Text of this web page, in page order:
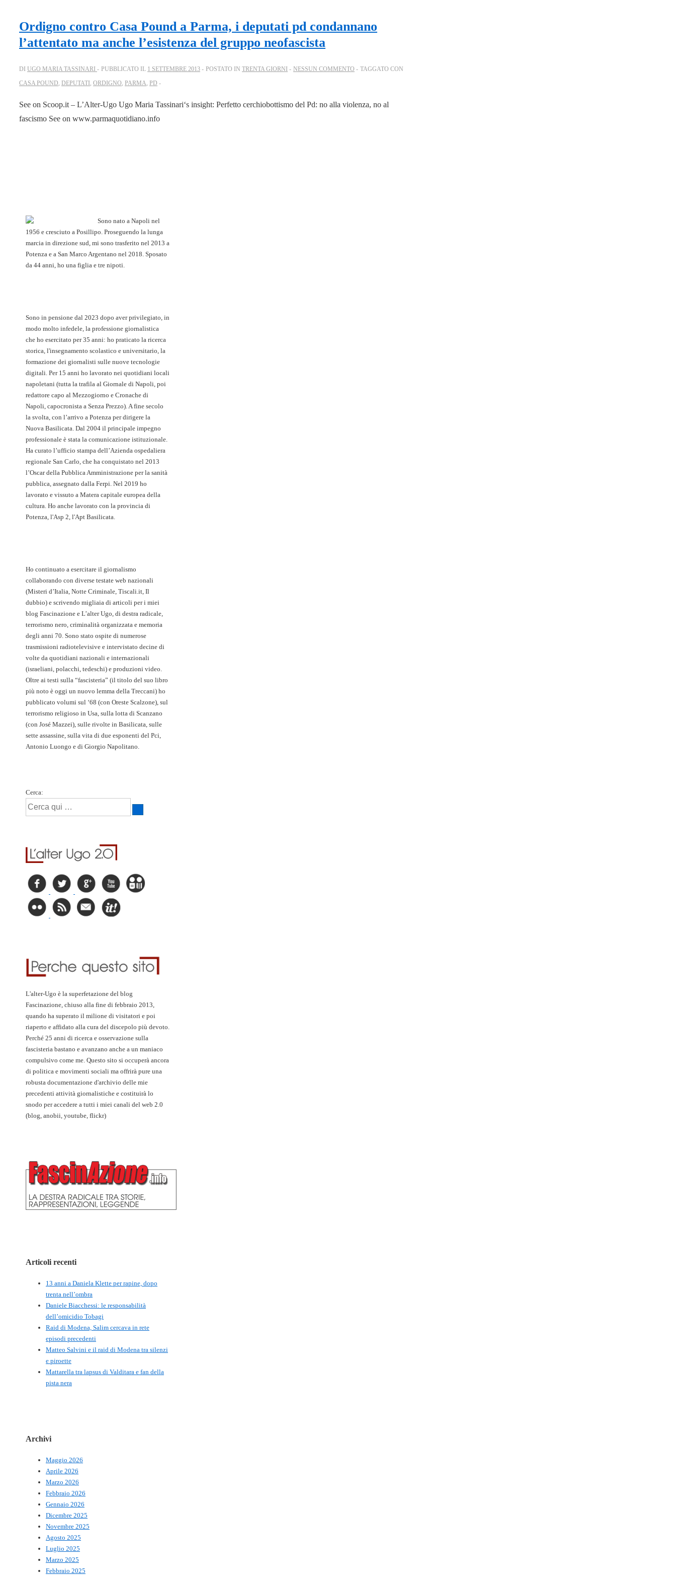
Ordigno contro Casa Pound a Parma, i deputati pd condannano
l’attentato ma anche l’esistenza del gruppo neofascista
DI UGO MARIA TASSINARI PUBBLICATO IL 1 SETTEMBRE 2013 POSTATO IN TRENTA GIORNI NESSUN COMMENTO
TAGGATO CON
CASA POUND, DEPUTATI , ORDIGNO, PARMA, PD
See on Scoop.it – L’Alter-Ugo Ugo Maria Tassinari‘s insight: Perfetto cerchiobottismo del Pd: no alla violenza, no al
fascismo See on www.parmaquotidiano.info
Sono nato a Napoli nel
1956 e cresciuto a Posillipo. Proseguendo la lunga
marcia in direzione sud, mi sono trasferito nel 2013 a
Potenza e a San Marco Argentano nel 2018. Sposato
da 44 anni, ho una figlia e tre nipoti.
Sono in pensione dal 2023 dopo aver privilegiato, in
modo molto infedele, la professione giornalistica
che ho esercitato per 35 anni: ho praticato la ricerca
storica, l'insegnamento scolastico e universitario, la
formazione dei giornalisti sulle nuove tecnologie
digitali. Per 15 anni ho lavorato nei quotidiani locali
napoletani (tutta la trafila al Giornale di Napoli, poi
redattore capo al Mezzogiorno e Cronache di
Napoli, capocronista a Senza Prezzo). A fine secolo
la svolta, con l’arrivo a Potenza per dirigere la
Nuova Basilicata. Dal 2004 il principale impegno
professionale è stata la comunicazione istituzionale.
Ha curato l’ufficio stampa dell’Azienda ospedaliera
regionale San Carlo, che ha conquistato nel 2013
l’Oscar della Pubblica Amministrazione per la sanità
pubblica, assegnato dalla Ferpi. Nel 2019 ho
lavorato e vissuto a Matera capitale europea della
cultura. Ho anche lavorato con la provincia di
Potenza, l'Asp 2, l'Apt Basilicata.
Ho continuato a esercitare il giornalismo
collaborando con diverse testate web nazionali
(Misteri d’Italia, Notte Criminale, Tiscali.it, Il
dubbio) e scrivendo migliaia di articoli per i miei
blog Fascinazione e L’alter Ugo, di destra radicale,
terrorismo nero, criminalità organizzata e memoria
degli anni 70. Sono stato ospite di numerose
trasmissioni radiotelevisive e intervistato decine di
volte da quotidiani nazionali e internazionali
(israeliani, polacchi, tedeschi) e produzioni video.
Oltre ai testi sulla “fascisteria” (il titolo del suo libro
più noto è oggi un nuovo lemma della Treccani) ho
pubblicato volumi sul ‘68 (con Oreste Scalzone), sul
terrorismo religioso in Usa, sulla lotta di Scanzano
(con José Mazzei), sulle rivolte in Basilicata, sulle
sette assassine, sulla vita di due esponenti del Pci,
Antonio Luongo e di Giorgio Napolitano.
Cerca:
L'alter-Ugo è la superfetazione del blog
Fascinazione, chiuso alla fine di febbraio 2013,
quando ha superato il milione di visitatori e poi
riaperto e affidato alla cura del discepolo più devoto.
Perché 25 anni di ricerca e osservazione sulla
fascisteria bastano e avanzano anche a un maniaco
compulsivo come me. Questo sito si occuperà ancora
di politica e movimenti sociali ma offrirà pure una
robusta documentazione d'archivio delle mie
precedenti attività giornalistiche e costituirà lo
snodo per accedere a tutti i miei canali del web 2.0
(blog, anobii, youtube, flickr)
Articoli recenti
13 anni a Daniela Klette per rapine, dopo
trenta nell’ombra
Daniele Biacchessi: le responsabilità
dell’omicidio Tobagi
Raid di Modena, Salim cercava in rete
episodi precedenti
Matteo Salvini e il raid di Modena tra silenzi
e piroette
Mattarella tra lapsus di Valditara e fan della
pista nera
Archivi
Maggio 2026
Aprile 2026
Marzo 2026
Febbraio 2026
Gennaio 2026
Dicembre 2025
Novembre 2025
Agosto 2025
Luglio 2025
Marzo 2025
Febbraio 2025